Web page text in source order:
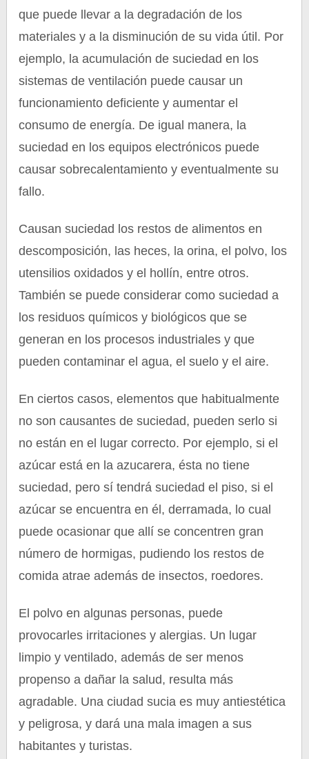
que puede llevar a la degradación de los
materiales y a la disminución de su vida útil. Por
ejemplo, la acumulación de suciedad en los
sistemas de ventilación puede causar un
funcionamiento deficiente y aumentar el
consumo de energía. De igual manera, la
suciedad en los equipos electrónicos puede
causar sobrecalentamiento y eventualmente su
fallo.
Causan suciedad los restos de alimentos en
descomposición, las heces, la orina, el polvo, los
utensilios oxidados y el hollín, entre otros.
También se puede considerar como suciedad a
los residuos químicos y biológicos que se
generan en los procesos industriales y que
pueden contaminar el agua, el suelo y el aire.
En ciertos casos, elementos que habitualmente
no son causantes de suciedad, pueden serlo si
no están en el lugar correcto. Por ejemplo, si el
azúcar está en la azucarera, ésta no tiene
suciedad, pero sí tendrá suciedad el piso, si el
azúcar se encuentra en él, derramada, lo cual
puede ocasionar que allí se concentren gran
número de hormigas, pudiendo los restos de
comida atrae además de insectos, roedores.
El polvo en algunas personas, puede
provocarles irritaciones y alergias. Un lugar
limpio y ventilado, además de ser menos
propenso a dañar la salud, resulta más
agradable. Una ciudad sucia es muy antiestética
y peligrosa, y dará una mala imagen a sus
habitantes y turistas.